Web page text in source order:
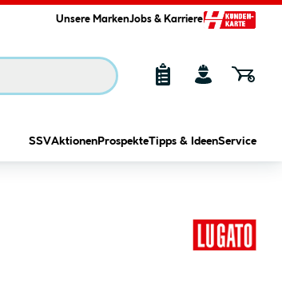
Unsere MarkenJobs & Karriere
SSVAktionen ProspekteTipps & IdeenService